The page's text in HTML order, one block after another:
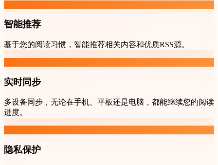
智能推荐
基于您的阅读习惯，智能推荐相关内容和优质RSS源。
实时同步
多设备同步，无论在手机、平板还是电脑，都能继续您的阅读
进度。
隐私保护